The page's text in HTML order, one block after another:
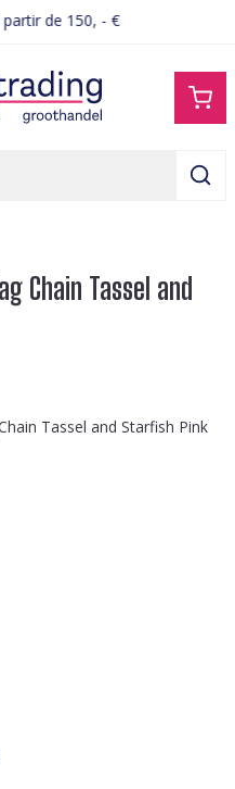
de 150, - €
Chain Tassel and